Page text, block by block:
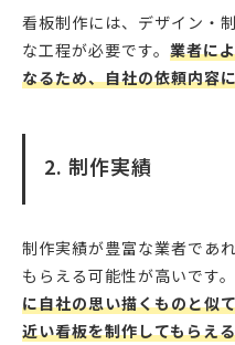
看板制作には、デザイン・
な工程が必要です。 業者に
なるため、自社の依頼内容
2. 制作実績
制作実績が豊富な業者であ
もらえる可能性が高いです。
に自社の思い描くものと似
近い看板を制作してもらえ